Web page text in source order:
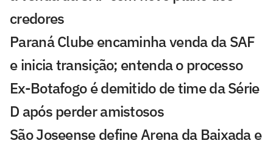
credores
Paraná Clube encaminha venda da SAF
e inicia transição; entenda o processo
Ex-Botafogo é demitido de time da Série
D após perder amistosos
São Joseense define Arena da Baixada e